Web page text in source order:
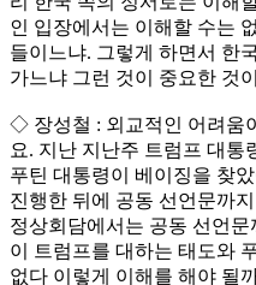
인 입장에서는 이해할 수는
들이느냐. 그렇게 하면서 한
가느냐 그런 것이 중요한 것
◇ 장성철 : 외교적인 어려움
요. 지난 지난주 트럼프 대통
푸틴 대통령이 베이징을 찾
진행한 뒤에 공동 선언문까
정상회담에서는 공동 선언
이 트럼프를 대하는 태도와
없다 이렇게 이해를 해야 될